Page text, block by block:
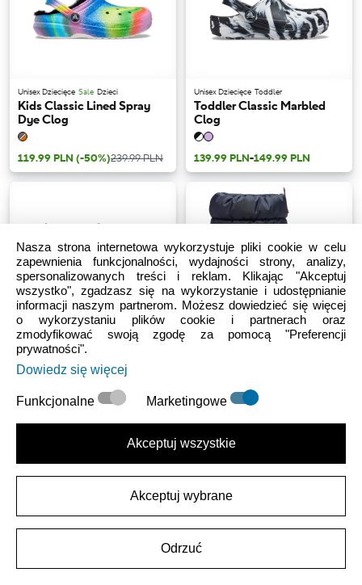
Unisex Dziecięce Sale Dzieci
Kids Classic Lined Spray
Dye Clog
119.99 PLN (-50%)239.99 PLN
Unisex Dziecięce Toddler
Toddler Classic Marbled
Clog
139.99 PLN-149.99 PLN
Sale Unisex Dziecięce Toddler
Toddler Classic Glitter
Clog
139.99 PLN
Unisex Dziecięce Sale Toddler
Toddler Classic Neo Puff
181.99 PLN-207.99 PLN
Kids’ LiteRide™ Clog
Unisex Dziecięce
Kids Classic Crocs Animal
Nasza strona internetowa wykorzystuje pliki cookie w celu
zapewnienia funkcjonalności, wydajności strony, analizy,
spersonalizowanych treści i reklam. Klikając "Akceptuj
wszystko", zgadzasz się na wykorzystanie i udostępnianie
informacji naszym partnerom. Możesz dowiedzieć się więcej
o wykorzystaniu plików cookie i partnerach oraz
zmodyfikować swoją zgodę za pomocą "Preferencji
prywatności".
Dowiedz się więcej
Funkcjonalne Marketingowe
Akceptuj wszystkie
Akceptuj wybrane
Odrzuć